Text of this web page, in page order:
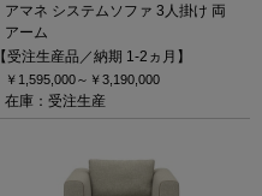
アマネ システムソファ 3人掛け 両
アーム
【受注生産品／納期 1-2ヵ月】
￥1,595,000～ ￥3,190,000
在庫：受注生産